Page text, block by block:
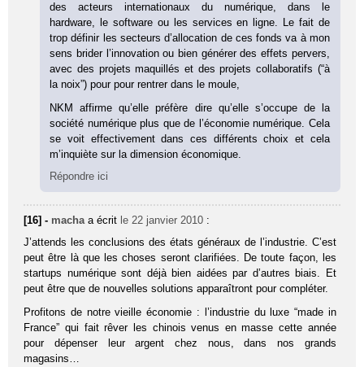
des acteurs internationaux du numérique, dans le
hardware, le software ou les services en ligne. Le fait de
trop définir les secteurs d’allocation de ces fonds va à mon
sens brider l’innovation ou bien générer des effets pervers,
avec des projets maquillés et des projets collaboratifs (“à
la noix”) pour pour rentrer dans le moule,
NKM affirme qu’elle préfère dire qu’elle s’occupe de la
société numérique plus que de l’économie numérique. Cela
se voit effectivement dans ces différents choix et cela
m’inquiète sur la dimension économique.
Répondre ici
[16] - macha a écrit le 22 janvier 2010 :
J’attends les conclusions des états généraux de l’industrie. C’est
peut être là que les choses seront clarifiées. De toute façon, les
startups numérique sont déjà bien aidées par d’autres biais. Et
peut être que de nouvelles solutions apparaîtront pour compléter.
Profitons de notre vieille économie : l’industrie du luxe “made in
France” qui fait rêver les chinois venus en masse cette année
pour dépenser leur argent chez nous, dans nos grands
magasins…